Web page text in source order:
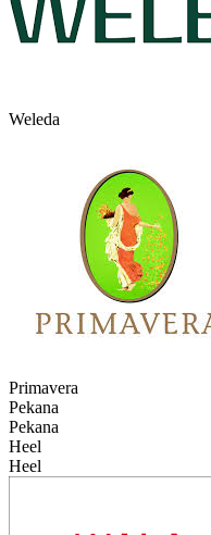
Weleda
Primavera
Pekana
Pekana
Heel
Heel